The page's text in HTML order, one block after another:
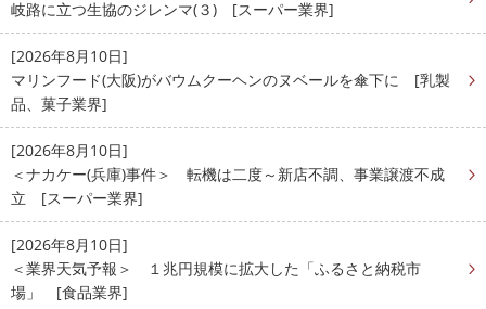
岐路に立つ生協のジレンマ(３) [スーパー業界]
[2026年8月10日]
マリンフード(大阪)がバウムクーヘンのヌベールを傘下に [乳製
品、菓子業界]
[2026年8月10日]
＜ナカケー(兵庫)事件＞ 転機は二度～新店不調、事業譲渡不成
立 [スーパー業界]
[2026年8月10日]
＜業界天気予報＞ １兆円規模に拡大した「ふるさと納税市
場」 [食品業界]